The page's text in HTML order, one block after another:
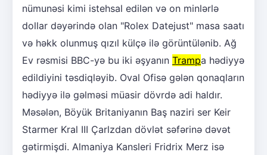
nümunəsi kimi istehsal edilən və on minlərlə
dollar dəyərində olan "Rolex Datejust" masa saatı
və həkk olunmuş qızıl külçə ilə görüntülənib. Ağ
Ev rəsmisi BBC-yə bu iki əşyanın Trampa hədiyyə
edildiyini təsdiqləyib. Oval Ofisə gələn qonaqların
hədiyyə ilə gəlməsi müasir dövrdə adi haldır.
Məsələn, Böyük Britaniyanın Baş naziri ser Keir
Starmer Kral III Çarlzdan dövlət səfərinə dəvət
gətirmişdi. Almaniya Kansleri Fridrix Merz isə